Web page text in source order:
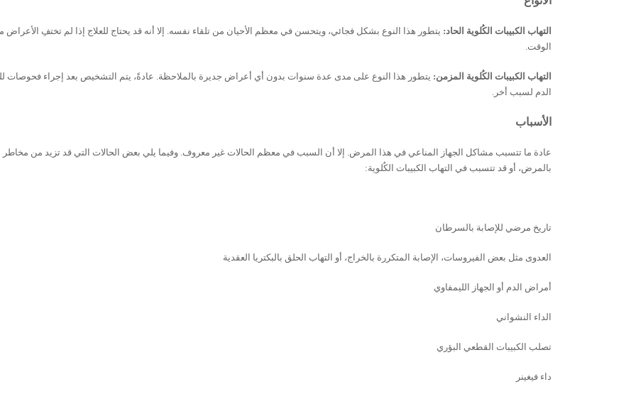
التهاب الكبيبات الكُلوية الحاد: يتطور هذا النوع بشكل فجائي، ويتحسن في معظم الأحيان من تلقاء نفسه. إلا أنه قد يحتاج للعلاج إذا لم تختفِ الأعراض
الوقت.
التهاب الكبيبات الكُلوية المزمن: يتطور هذا النوع على مدى عدة سنوات بدون أي أعراض جديرة بالملاحظة. عادةً، يتم التشخيص بعد إجراء فحوصات
الدم لسبب أخر.
الأسباب
عادة ما تتسبب مشاكل الجهاز المناعي في هذا المرض. إلا أن السبب في معظم الحالات غير معروف. وفيما يلي بعض الحالات التي قد تزيد من مخاطر
بالمرض، أو قد تتسبب في التهاب الكبيبات الكُلوية:
تاريخ مرضي للإصابة بالسرطان
العدوى مثل بعض الفيروسات، الإصابة المتكررة بالخراج، أو التهاب الحلق بالبكتريا العقدية
أمراض الدم أو الجهاز الليمفاوي
الداء النشواني
تصلب الكبيبات القطعي البؤري
داء فيغينر